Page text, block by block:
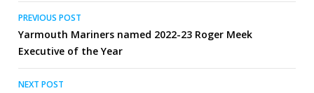
Post
navigation
PREVIOUS POST
Yarmouth Mariners named 2022-23 Roger Meek
Executive of the Year
NEXT POST